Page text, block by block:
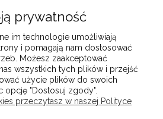
prywatność
im technologie umożliwiają
i pomagają nam dostosować
Możesz zaakceptować
wszystkich tych plików i przejść
użycie plików do swoich
opcję "Dostosuj zgody".
przeczytasz w naszej Polityce